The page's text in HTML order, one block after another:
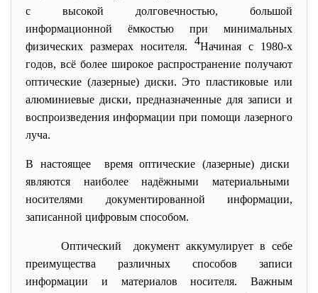
с высокой долговечностью, большой
информационной ёмкостью при минимальных
физических размерах носителя. 4Начиная с 1980-х
годов, всё более широкое распространение получают
оптические (лазерные) диски. Это пластиковые или
алюминиевые диски, предназначенные для записи и
воспроизведения информации при помощи лазерного
луча.
В настоящее время оптические (лазерные) диски
являются наиболее надёжными материальными
носителями документированной информации,
записанной цифровым способом.
Оптический документ аккумулирует в себе
преимущества различных способов записи
информации и материалов носителя. Важным